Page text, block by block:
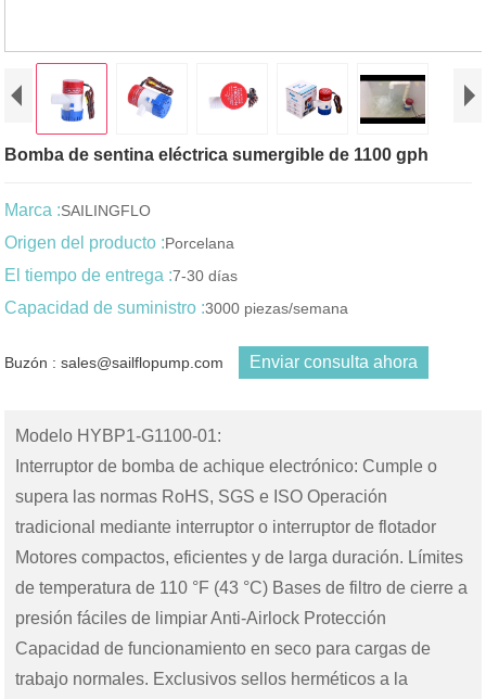
Bomba de sentina eléctrica sumergible de 1100 gph
Marca :SAILINGFLO
Origen del producto :Porcelana
El tiempo de entrega :7-30 días
Capacidad de suministro :3000 piezas/semana
Buzón : sales@sailflopump.com Enviar consulta ahora
Modelo HYBP1-G1100-01:
Interruptor de bomba de achique electrónico: Cumple o
supera las normas RoHS, SGS e ISO Operación
tradicional mediante interruptor o interruptor de flotador
Motores compactos, eficientes y de larga duración. Límites
de temperatura de 110 °F (43 °C) Bases de filtro de cierre a
presión fáciles de limpiar Anti-Airlock Protección
Capacidad de funcionamiento en seco para cargas de
trabajo normales. Exclusivos sellos herméticos a la